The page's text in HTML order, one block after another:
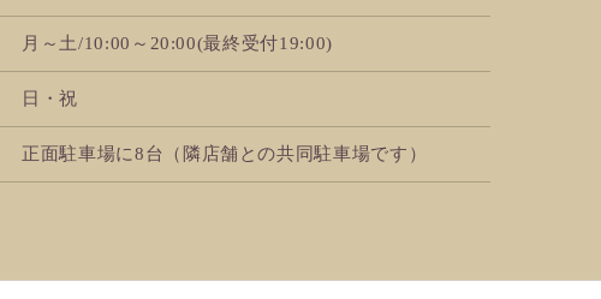
月～土/10:00～20:00(最終受付19:00)
日・祝
正面駐車場に8台（隣店舗との共同駐車場です）